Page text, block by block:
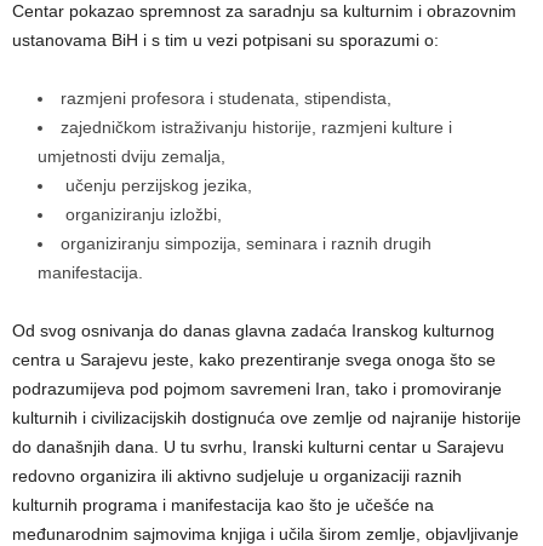
Centar pokazao spremnost za saradnju sa kulturnim i obrazovnim
ustanovama BiH i s tim u vezi potpisani su sporazumi o:
razmjeni profesora i studenata, stipendista,
zajedničkom istraživanju historije, razmjeni kulture i
umjetnosti dviju zemalja,
učenju perzijskog jezika,
organiziranju izložbi,
organiziranju simpozija, seminara i raznih drugih
manifestacija.
Od svog osnivanja do danas glavna zadaća Iranskog kulturnog
centra u Sarajevu jeste, kako prezentiranje svega onoga što se
podrazumijeva pod pojmom savremeni Iran, tako i promoviranje
kulturnih i civilizacijskih dostignuća ove zemlje od najranije historije
do današnjih dana. U tu svrhu, Iranski kulturni centar u Sarajevu
redovno organizira ili aktivno sudjeluje u organizaciji raznih
kulturnih programa i manifestacija kao što je učešće na
međunarodnim sajmovima knjiga i učila širom zemlje, objavljivanje